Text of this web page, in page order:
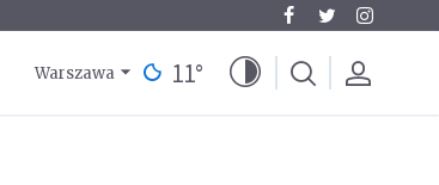
Warszawa 11°